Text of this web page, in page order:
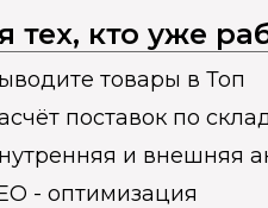
тех, кто уже
товары в Топ
поставок по
и внешняя
- оптимизация